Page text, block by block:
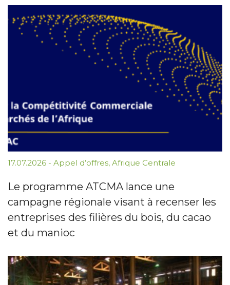
17.07.2026 - Appel d’offres, Afrique Centrale
Le programme ATCMA lance une
campagne régionale visant à recenser les
entreprises des filières du bois, du cacao
et du manioc